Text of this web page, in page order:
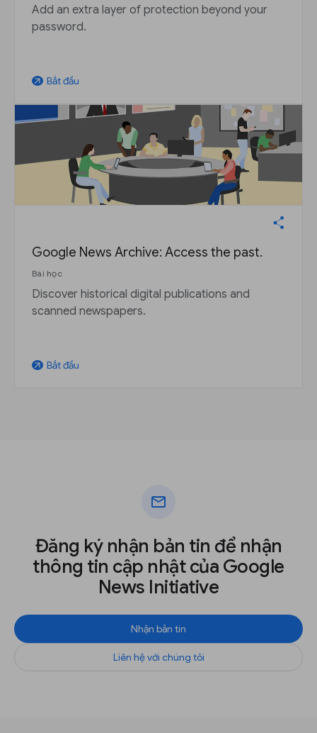
Add an extra layer of protection beyond your
password.
arrow_outward Bắt đầu
Google News Archive: Access the past.
Bài học
Discover historical digital publications and
scanned newspapers.
arrow_outward Bắt đầu
mail
Đăng ký nhận bản tin để nhận
thông tin cập nhật của Google
News Initiative
Nhận bản tin
Liên hệ với chúng tôi